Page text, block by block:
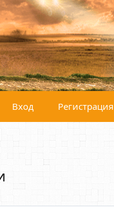
Вход Регистрация